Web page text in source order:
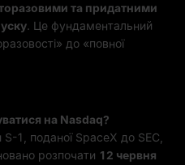
та придатними
. Це фундаментальний
до «повної
на Nasdaq?
1, поданої SpaceX до SEC,
розпочати 12 червня